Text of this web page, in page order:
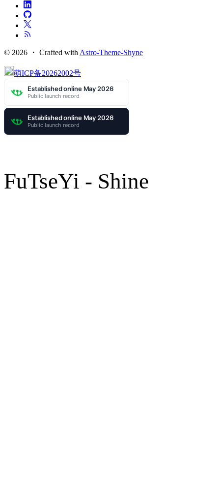
© 2026 ・ Crafted with Astro-Theme-Shyne
萌ICP备20262002号
FuTseYi - Shine